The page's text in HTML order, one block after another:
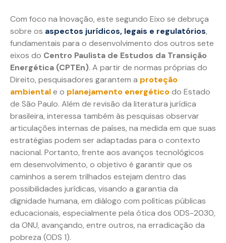
Com foco na Inovação, este segundo Eixo se debruça
sobre os aspectos jurídicos, legais e regulatórios,
fundamentais para o desenvolvimento dos outros sete
eixos do Centro Paulista de Estudos da Transição
Energética (CPTEn). A partir de normas próprias do
Direito, pesquisadores garantem a proteção
ambientale o planejamento energéticodo Estado
de São Paulo. Além de revisão da literatura jurídica
brasileira, interessa também às pesquisas observar
articulações internas de países, na medida em que suas
estratégias podem ser adaptadas para o contexto
nacional. Portanto, frente aos avanços tecnológicos
em desenvolvimento, o objetivo é garantir que os
caminhos a serem trilhados estejam dentro das
possibilidades jurídicas, visando a garantia da
dignidade humana, em diálogo com políticas públicas
educacionais, especialmente pela ótica dos ODS-2030,
da ONU, avançando, entre outros, na erradicação da
pobreza (ODS 1).